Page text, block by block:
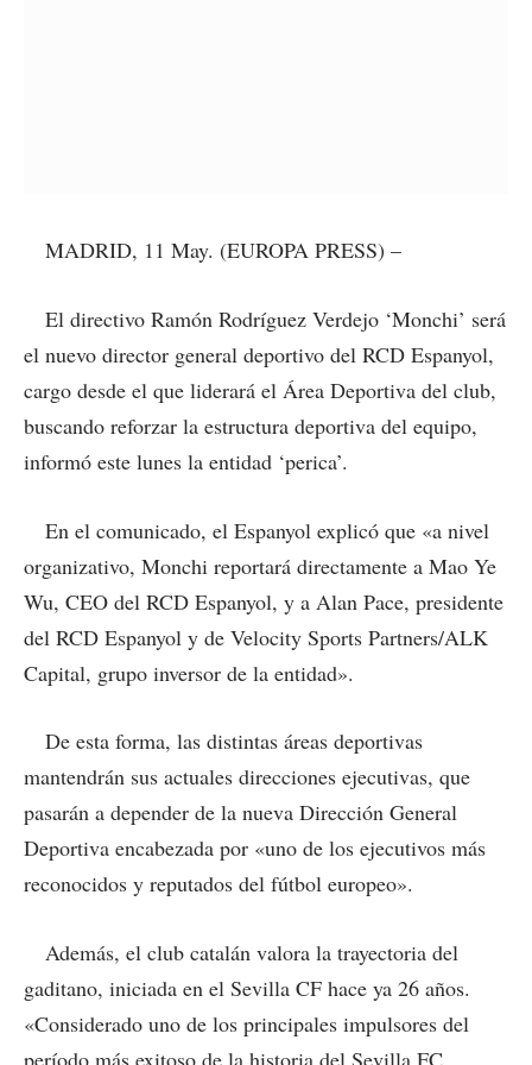
MADRID, 11 May. (EUROPA PRESS) –
El directivo Ramón Rodríguez Verdejo ‘Monchi’ será
el nuevo director general deportivo del RCD Espanyol,
cargo desde el que liderará el Área Deportiva del club,
buscando reforzar la estructura deportiva del equipo,
informó este lunes la entidad ‘perica’.
En el comunicado, el Espanyol explicó que «a nivel
organizativo, Monchi reportará directamente a Mao Ye
Wu, CEO del RCD Espanyol, y a Alan Pace, presidente
del RCD Espanyol y de Velocity Sports Partners/ALK
Capital, grupo inversor de la entidad».
De esta forma, las distintas áreas deportivas
mantendrán sus actuales direcciones ejecutivas, que
pasarán a depender de la nueva Dirección General
Deportiva encabezada por «uno de los ejecutivos más
reconocidos y reputados del fútbol europeo».
Además, el club catalán valora la trayectoria del
gaditano, iniciada en el Sevilla CF hace ya 26 años.
«Considerado uno de los principales impulsores del
período más exitoso de la historia del Sevilla FC,